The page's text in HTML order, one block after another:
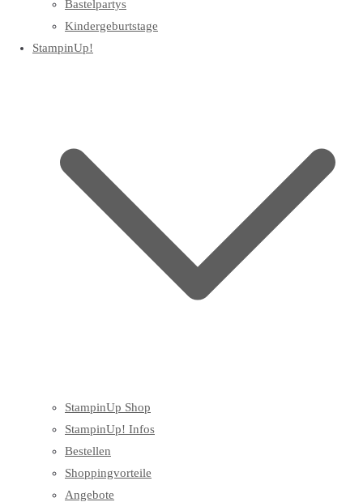
Bastelpartys
Kindergeburtstage
StampinUp!
StampinUp Shop
StampinUp! Infos
Bestellen
Shoppingvorteile
Angebote